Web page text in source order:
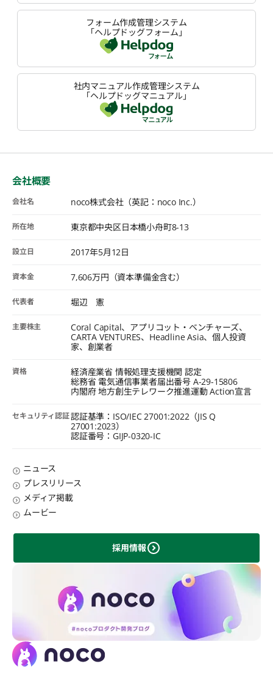
フォーム作成管理システム
「ヘルプドッグフォーム」
社内マニュアル作成管理システム
「ヘルプドッグマニュアル」
会社概要
会社名 noco株式会社（英記：noco Inc.）
所在地 東京都中央区日本橋小舟町8-13
設立日 2017年5月12日
資本金 7,606万円（資本準備金含む）
代表者 堀辺 憲
主要株主
Coral Capital、アプリコット・ベンチャーズ、
CARTA VENTURES、Headline Asia、個人投資
家、創業者
資格
経済産業省 情報処理支援機関 認定
総務省 電気通信事業者届出番号 A-29-15806
内閣府 地方創生テレワーク推進運動 Action宣言
セキュリティ認証認証基準：ISO/IEC 27001:2022（JIS Q
27001:2023）
認証番号：GIJP-0320-IC
ニュース
プレスリリース
メディア掲載
ムービー
採用情報